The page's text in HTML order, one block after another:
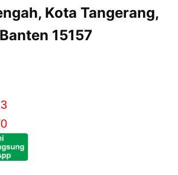
Kota Tangerang,
Banten 15157